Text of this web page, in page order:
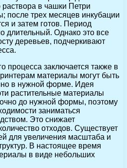
в чашки Петри
после трех месяцев инкубации
и затем готов. Период
длительный. Однако это все
деревьев, подчеркивают
процесса заключается также в
материалы могут быть
в нужной форме. Идея
растительные материалы
до нужной формы, поэтому
заниматься
Это снижает
отходов. Существует
для увеличения масштаба и
В настоящее время
в виде небольших